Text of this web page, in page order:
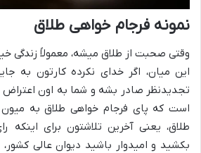
نمونه فرجام خواهی طلاق
وقتی صحبت از طلاق میشه، معمولاً زندگی
این میان، اگر خدای نکرده کارتون به
تجدیدنظر صادر بشه و شما به اون اعتراض
است که پای فرجام خواهی طلاق به میون
طلاق، یعنی آخرین تلاشتون برای اینکه
بکشید و امیدوار باشید دیوان عالی کشور،